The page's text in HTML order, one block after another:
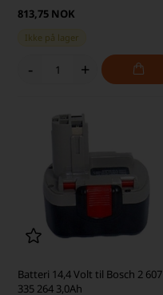
813,75 NOK
Ikke på lager
- +
Batteri 14,4 Volt til Bosch 2 607
335 264 3,0Ah